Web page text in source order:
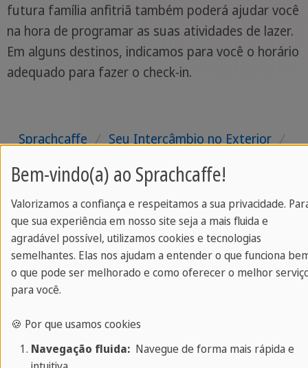
futura família anfitriã também poderá ajudar você
na hora de programar as suas atividades de lazer.
Em alguns destinos, indicamos para você o horário
adequado para fazer o check-in.
Sprachcaffe / Seu Intercâmbio no Exterior /
Bem-vindo(a) ao Sprachcaffe!
Valorizamos a confiança e respeitamos a sua privacidade.
que sua experiência em nosso site seja a mais fluida e
agradável possível, utilizamos cookies e tecnologias
semelhantes. Elas nos ajudam a entender o que funciona
o que pode ser melhorado e como oferecer o melhor
para você.
🍪 Por que usamos cookies
Navegação fluida:Navegue de forma mais rápida e